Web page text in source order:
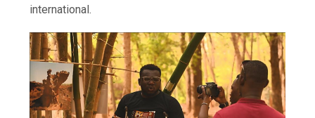
international.